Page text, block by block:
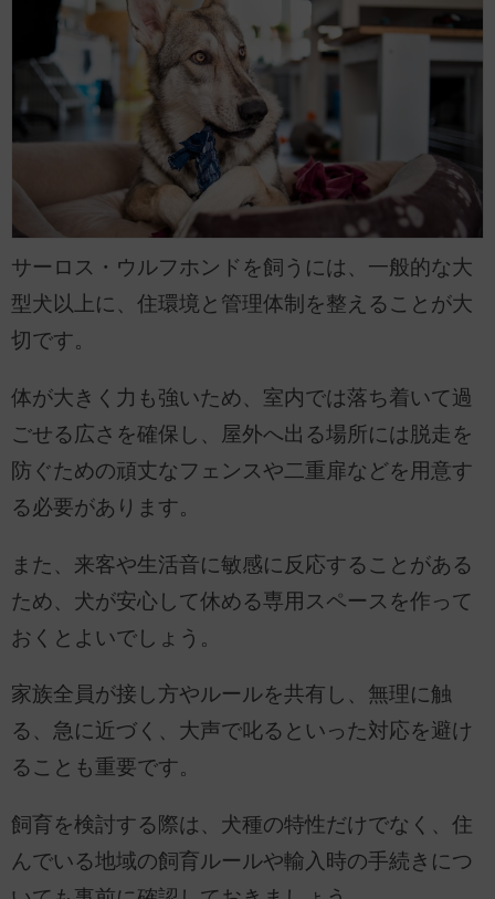
サーロス・ウルフホンドを飼うには、一般的な大
型犬以上に、住環境と管理体制を整えることが大
切です。
体が大きく力も強いため、室内では落ち着いて過
ごせる広さを確保し、屋外へ出る場所には脱走を
防ぐための頑丈なフェンスや二重扉などを用意す
る必要があります。
また、来客や生活音に敏感に反応することがある
ため、犬が安心して休める専用スペースを作って
おくとよいでしょう。
家族全員が接し方やルールを共有し、無理に触
る、急に近づく、大声で叱るといった対応を避け
ることも重要です。
飼育を検討する際は、犬種の特性だけでなく、住
んでいる地域の飼育ルールや輸入時の手続きにつ